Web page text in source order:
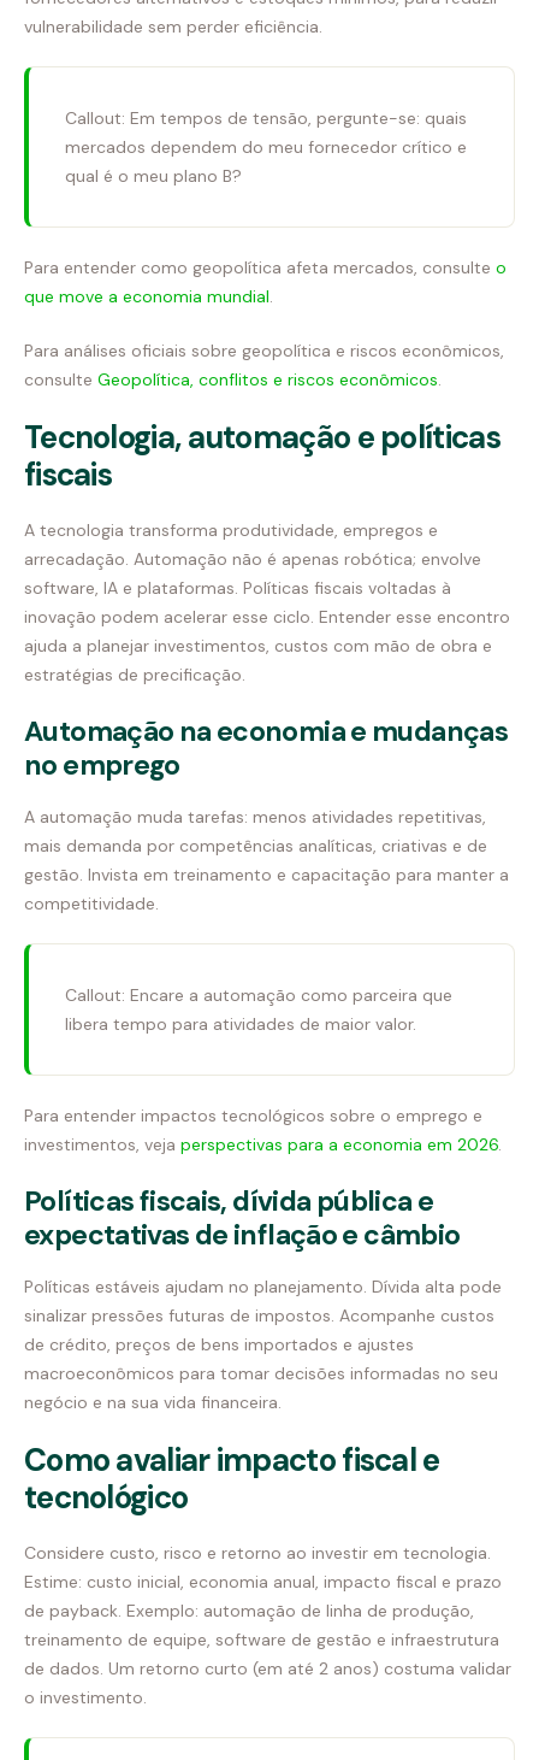
vulnerabilidade sem perder eficiência.
Callout: Em tempos de tensão, pergunte-se: quais
mercados dependem do meu fornecedor crítico e
qual é o meu plano B?
Para entender como geopolítica afeta mercados, consulte o
que move a economia mundial.
Para análises oficiais sobre geopolítica e riscos econômicos,
consulte Geopolítica, conflitos e riscos econômicos.
Tecno­logia, automação e políticas
fiscais
A tecnologia transforma produtividade, empregos e
arrecadação. Automação não é apenas robótica; envolve
software, IA e plataformas. Políticas fiscais voltadas à
inovação podem acelerar esse ciclo. Entender esse encontro
ajuda a planejar investimentos, custos com mão de obra e
estratégias de precificação.
Automação na economia e mudanças
no emprego
A automação muda tarefas: menos atividades repetitivas,
mais demanda por competências analíticas, criativas e de
gestão. Invista em treinamento e capacitação para manter a
competitividade.
Callout: Encare a automação como parceira que
libera tempo para atividades de maior valor.
Para entender impactos tecnológicos sobre o emprego e
investimentos, veja perspectivas para a economia em 2026.
Políticas fiscais, dívida pública e
expectativas de inflação e câmbio
Políticas estáveis ajudam no planejamento. Dívida alta pode
sinalizar pressões futuras de impostos. Acompanhe custos
de crédito, preços de bens importados e ajustes
macroeconômicos para tomar decisões informadas no seu
negócio e na sua vida financeira.
Como avaliar impacto fiscal e
tecnológico
Considere custo, risco e retorno ao investir em tecnologia.
Estime: custo inicial, economia anual, impacto fiscal e prazo
de payback. Exemplo: automação de linha de produção,
treinamento de equipe, software de gestão e infraestrutura
de dados. Um retorno curto (em até 2 anos) costuma validar
o investimento.